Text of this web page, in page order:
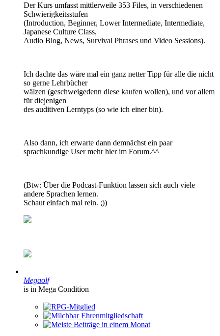
Der Kurs umfasst mittlerweile 353 Files, in verschiedenen
Schwierigkeitsstufen
(Introduction, Beginner, Lower Intermediate, Intermediate,
Japanese Culture Class,
Audio Blog, News, Survival Phrases und Video Sessions).
Ich dachte das wäre mal ein ganz netter Tipp für alle die nicht
so gerne Lehrbücher
wälzen (geschweigedenn diese kaufen wollen), und vor allem
für diejenigen
des auditiven Lerntyps (so wie ich einer bin).
Also dann, ich erwarte dann demnächst ein paar
sprachkundige User mehr hier im Forum.^^
(Btw: Über die Podcast-Funktion lassen sich auch viele
andere Sprachen lernen.
Schaut einfach mal rein. ;))
Megaolf
is in Mega Condition